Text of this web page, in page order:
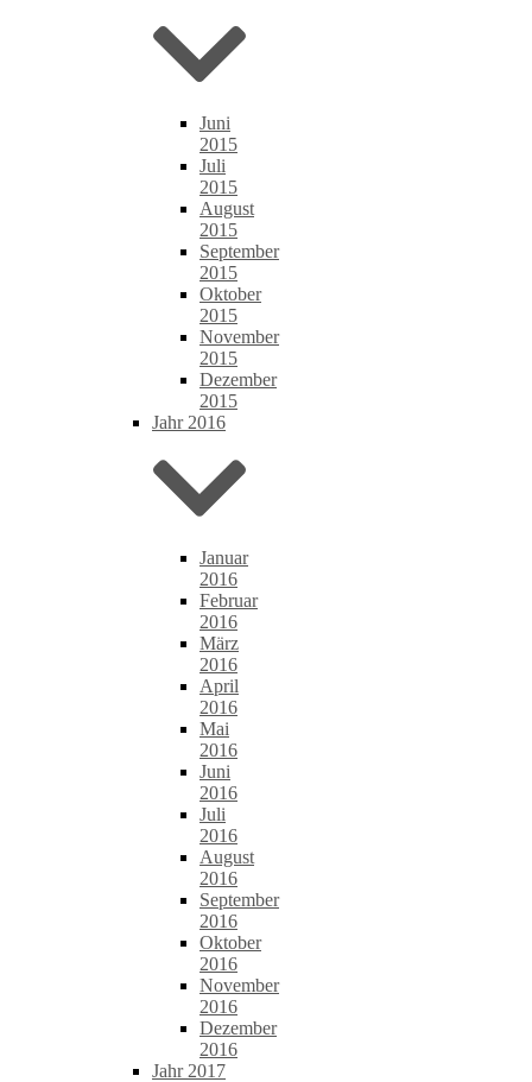
Juni
2015
Juli
2015
August
2015
September
2015
Oktober
2015
November
2015
Dezember
2015
Jahr 2016
Januar
2016
Februar
2016
März
2016
April
2016
Mai
2016
Juni
2016
Juli
2016
August
2016
September
2016
Oktober
2016
November
2016
Dezember
2016
Jahr 2017